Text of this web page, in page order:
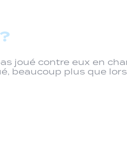
joué contre eux en
beaucoup plus que